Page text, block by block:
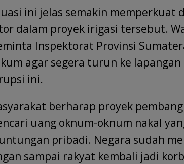
ini jelas semakin memperkuat
dalam proyek irigasi tersebut.
Inspektorat Provinsi
agar segera turun ke
ini.
berharap proyek
uang oknum-oknum nakal
pribadi. Negara sudah
sampai rakyat kembali jadi